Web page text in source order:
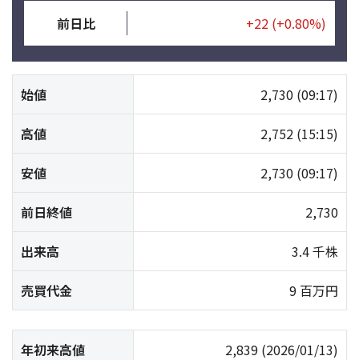
前日比 +22 (+0.80%)
始値 2,730 (09:17)
高値 2,752 (15:15)
安値 2,730 (09:17)
前日終値 2,730
出来高 3.4 千株
売買代金 9 百万円
年初来高値 2,839 (2026/01/13)